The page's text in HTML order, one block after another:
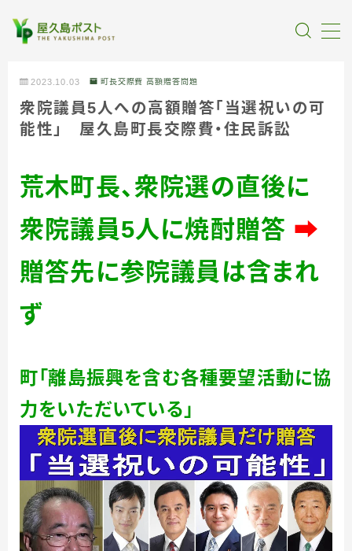
全記事カテゴリー
2023.10.03 町長交際費 高額贈答問題
衆院議員5人への高額贈答「当選祝いの可
能性」 屋久島町長交際費・住民訴訟
荒木町長、衆院選の直後に
衆院議員5人に焼酎贈答 ➡
贈答先に参院議員は含まれ
ず
町「離島振興を含む各種要望活動に協
力をいただいている」